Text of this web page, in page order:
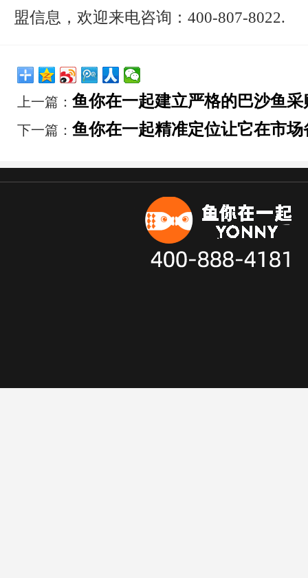
盟信息，欢迎来电咨询：400-807-8022.
上一篇： 鱼你在一起建立严格的巴沙鱼采
下一篇： 鱼你在一起精准定位让它在市场